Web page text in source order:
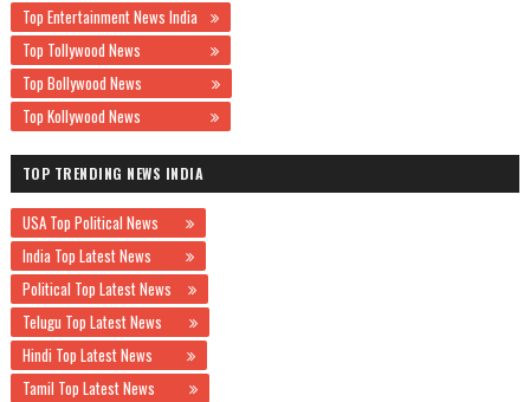
Top Entertainment News India
Top Tollywood News
Top Bollywood News
Top Kollywood News
TOP TRENDING NEWS INDIA
USA Top Political News
India Top Latest News
Political Top Latest News
Telugu Top Latest News
Hindi Top Latest News
Tamil Top Latest News